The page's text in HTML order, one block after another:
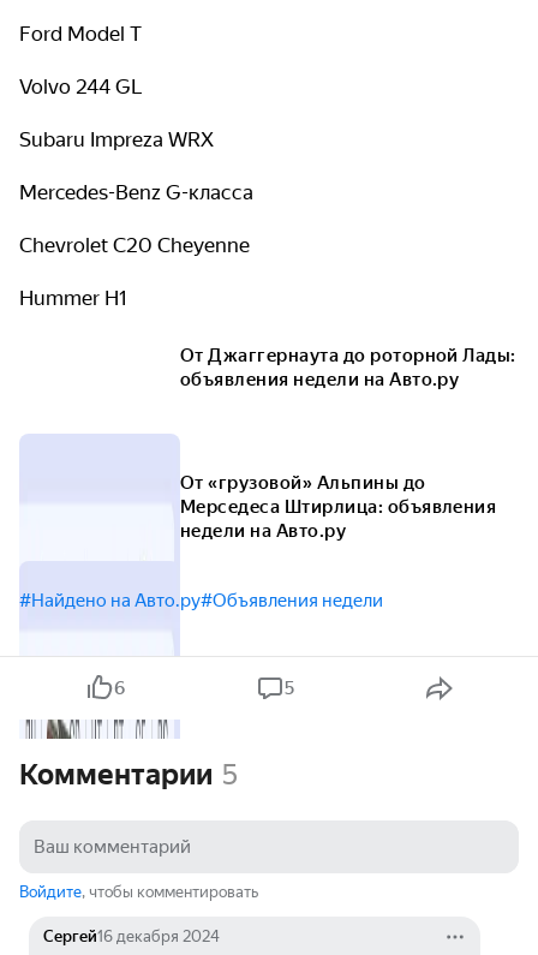
Ford Model T
Volvo 244 GL
Subaru Impreza WRX
Mercedes-Benz G-класса
Chevrolet C20 Cheyenne
Hummer H1
От Джаггернаута до роторной Лады:
объявления недели на Авто.ру
От «грузовой» Альпины до
Мерседеса Штирлица: объявления
недели на Авто.ру
#Найдено на Авто.ру#Объявления недели
6 5
Комментарии 5
Войдите, чтобы комментировать
Сергей16 декабря 2024